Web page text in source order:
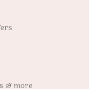
& more